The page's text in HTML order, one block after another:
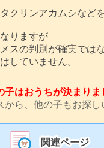
クリンアカムシなど
りますが
スの判別が確実では
していません。
子はおうちが決まりま
から、他の子もお探し
関連ページ